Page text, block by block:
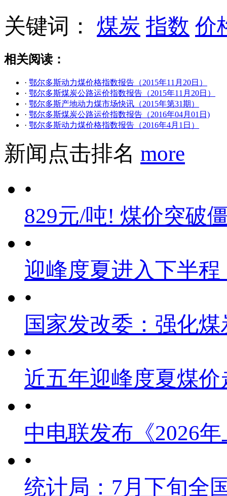
关键词： 煤炭 指数 价
相关阅读：
· 鄂尔多斯动力煤价格指数报告（2015年11月20日）
· 鄂尔多斯煤炭公路运价指数报告（2015年11月20日）
· 鄂尔多斯产地动力煤市场快讯（2015年第31期）
· 鄂尔多斯煤炭公路运价指数报告（2016年04月01日)
· 鄂尔多斯动力煤价格指数报告（2016年4月1日）
新闻点击排名 more
•
829元/吨! 煤价突破
•
迎峰度夏进入下半
•
国家发改委：强化
•
近五年迎峰度夏煤价
•
中电联发布《2026
•
统计局：7月下旬全